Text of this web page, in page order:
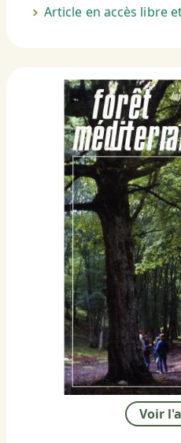
Article en accès libre
Voir